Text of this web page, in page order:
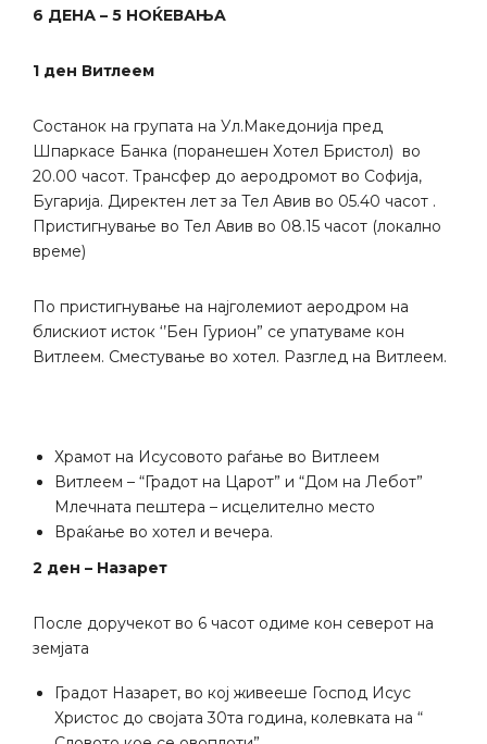
6 ДЕНА – 5 НОЌЕВАЊA
1 ден Витлеем
Состанок на групата на Ул.Македонија пред
Шпаркасе Банка (поранешен Хотел Бристол) во
20.00 часот. Трансфер до аеродромот во Софија,
Бугарија. Директен лет за Тел Авив во 05.40 часот .
Пристигнување во Тел Авив во 08.15 часот (локално
време)
По пристигнување на најголемиот аеродром на
блискиот исток ‘’Бен Гурион” се упатуваме кон
Витлеем. Сместување во хотел. Разглед на Витлеем.
Храмот на Исусовото раѓање во Витлеем
Витлеем – “Градот на Царот” и “Дом на Лебот”
Млечната пештера – исцелително место
Враќање во хотел и вечера.
2 ден – Назарет
После доручекот во 6 часот одиме кон северот на
земјата
Градот Назарет, во кој живееше Господ Исус
Христос до својата 30та година, колевката на “